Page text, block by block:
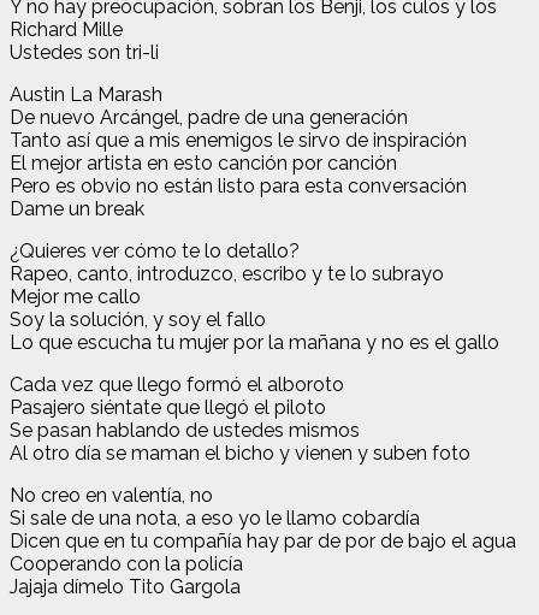
Y no hay preocupación, sobran los Benji, los culos y los
Richard Mille
Ustedes son tri-li
Austin La Marash
De nuevo Arcángel, padre de una generación
Tanto así que a mis enemigos le sirvo de inspiración
El mejor artista en esto canción por canción
Pero es obvio no están listo para esta conversación
Dame un break
¿Quieres ver cómo te lo detallo?
Rapeo, canto, introduzco, escribo y te lo subrayo
Mejor me callo
Soy la solución, y soy el fallo
Lo que escucha tu mujer por la mañana y no es el gallo
Cada vez que llego formó el alboroto
Pasajero siéntate que llegó el piloto
Se pasan hablando de ustedes mismos
Al otro día se maman el bicho y vienen y suben foto
No creo en valentía, no
Si sale de una nota, a eso yo le llamo cobardía
Dicen que en tu compañía hay par de por de bajo el agua
Cooperando con la policía
Jajaja dímelo Tito Gargola